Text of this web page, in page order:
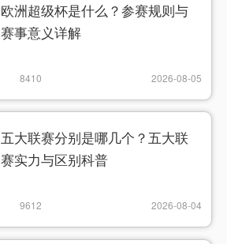
欧洲超级杯是什么？参赛规则与
赛事意义详解
8410 2026-08-05
五大联赛分别是哪几个？五大联
赛实力与区别科普
9612 2026-08-04